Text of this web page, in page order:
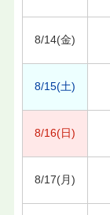
8/14(金)
8/15(土)
8/16(日)
8/17(月)